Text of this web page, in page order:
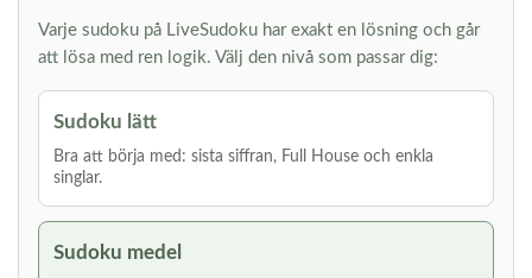
Varje sudoku på LiveSudoku har exakt en lösning och går
att lösa med ren logik. Välj den nivå som passar dig:
Sudoku lätt
Bra att börja med: sista siffran, Full House och enkla
singlar.
Sudoku medel